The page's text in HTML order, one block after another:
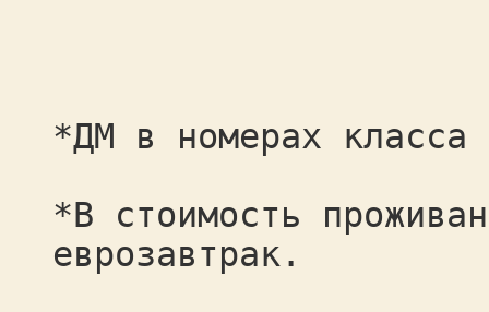
*ДМ в номерах
*В стоимость
еврозавтрак.